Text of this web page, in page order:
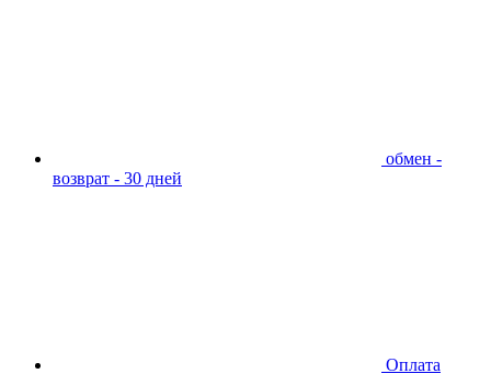
обмен -
возврат - 30 дней
Оплата